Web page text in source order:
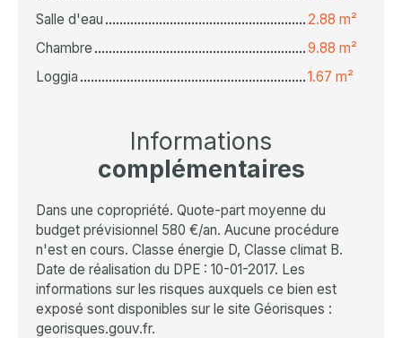
Salle d'eau
2.88 m²
Chambre
9.88 m²
Loggia
1.67 m²
Informations
complémentaires
Dans une copropriété. Quote-part moyenne du
budget prévisionnel 580 €/an. Aucune procédure
n'est en cours. Classe énergie D, Classe climat B.
Date de réalisation du DPE : 10-01-2017. Les
informations sur les risques auxquels ce bien est
exposé sont disponibles sur le site Géorisques :
georisques.gouv.fr.